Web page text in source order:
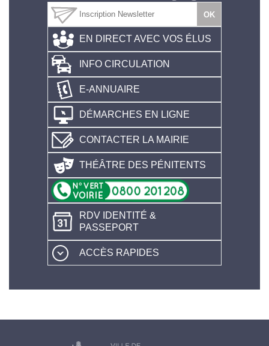
EN DIRECT AVEC VOS ÉLUS
INFO CIRCULATION
E-ANNUAIRE
DÉMARCHES EN LIGNE
CONTACTER LA MAIRIE
THÉÂTRE DES PÉNITENTS
RDV IDENTITÉ &
PASSEPORT
ACCÈS RAPIDES